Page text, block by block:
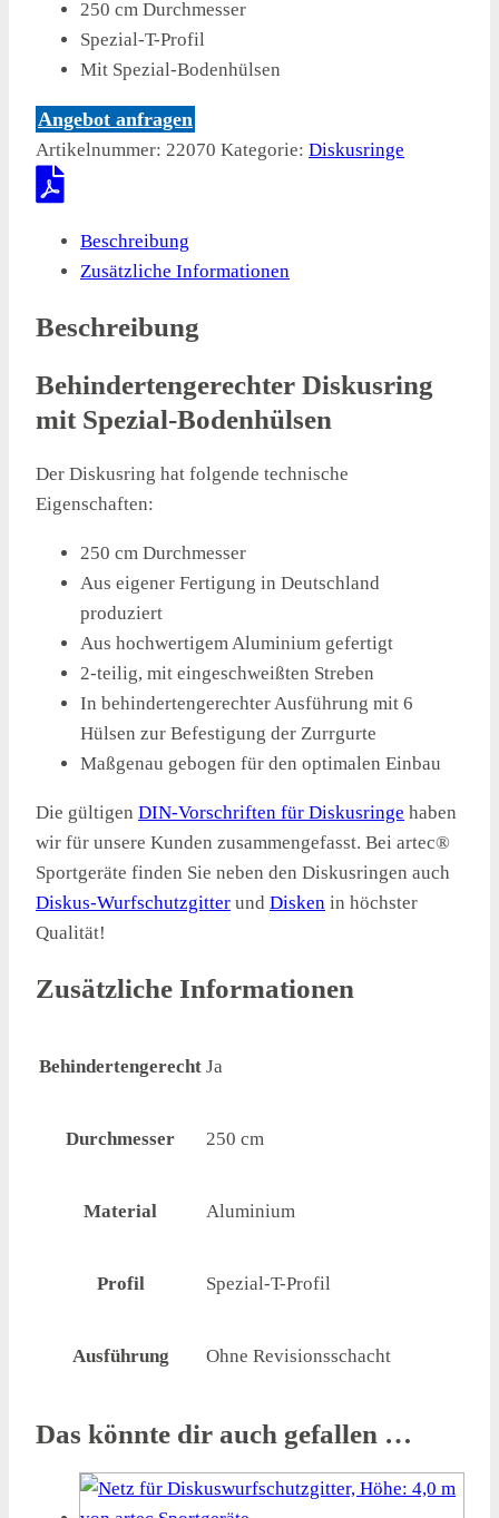
250 cm Durchmesser
Spezial-T-Profil
Mit Spezial-Bodenhülsen
Angebot anfragen
Artikelnummer: 22070 Kategorie: Diskusringe
Beschreibung
Zusätzliche Informationen
Beschreibung
Behindertengerechter Diskusring
mit Spezial-Bodenhülsen
Der Diskusring hat folgende technische
Eigenschaften:
250 cm Durchmesser
Aus eigener Fertigung in Deutschland
produziert
Aus hochwertigem Aluminium gefertigt
2-teilig, mit eingeschweißten Streben
In behindertengerechter Ausführung mit 6
Hülsen zur Befestigung der Zurrgurte
Maßgenau gebogen für den optimalen Einbau
Die gültigen DIN-Vorschriften für Diskusringe haben
wir für unsere Kunden zusammengefasst. Bei artec®
Sportgeräte finden Sie neben den Diskusringen auch
Diskus-Wurfschutzgitter und Disken in höchster
Qualität!
Zusätzliche Informationen
Behindertengerecht Ja
Durchmesser 250 cm
Material Aluminium
Profil Spezial-T-Profil
Ausführung Ohne Revisionsschacht
Das könnte dir auch gefallen …